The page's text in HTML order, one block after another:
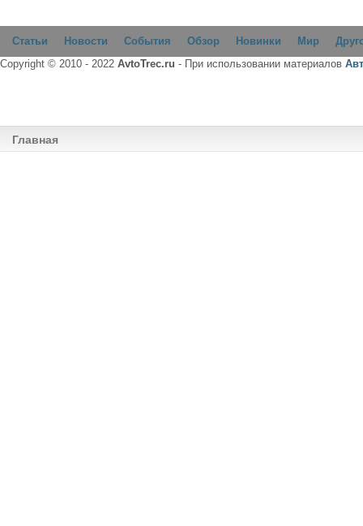
Статьи Новости События Обзор Новинки Мир
Copyright © 2010 - 2022 AvtoTrec.ru - При использовании материалов
Главная